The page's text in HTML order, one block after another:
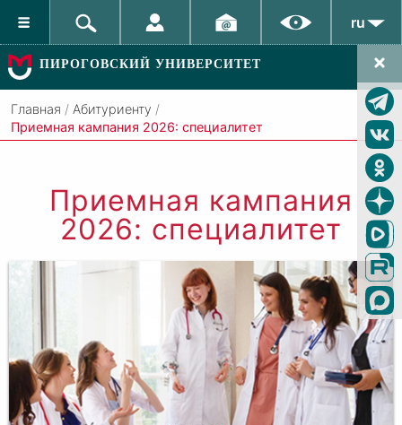
ru
ПИРОГОВСКИЙ УНИВЕРСИТЕТ
Главная / Абитуриенту /
Приемная кампания 2026: специалитет
Приемная кампания
2026: специалитет